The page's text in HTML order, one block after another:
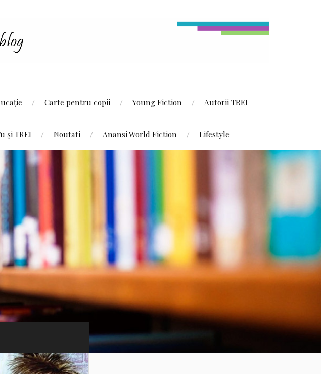
Carte pentru copii Young Fiction Autorii TREI
și TREI Noutati Anansi World Fiction Lifestyle